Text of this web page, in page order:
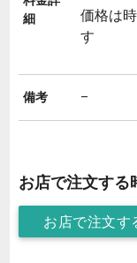
細
価格は
す
備考 –
お店で注文する
お店で注文す